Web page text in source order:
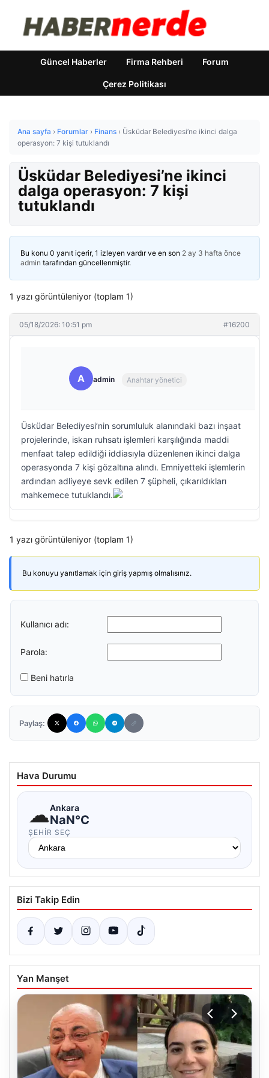
Güncel Haberler Firma Rehberi Forum
Çerez Politikası
Ana sayfa › Forumlar › Finans › Üsküdar Belediyesi’ne ikinci dalga
operasyon: 7 kişi tutuklandı
Üsküdar Belediyesi’ne ikinci
dalga operasyon: 7 kişi
tutuklandı
Bu konu 0 yanıt içerir, 1 izleyen vardır ve en son 2 ay 3 hafta önce
admin tarafından güncellenmiştir.
1 yazı görüntüleniyor (toplam 1)
05/18/2026: 10:51 pm #16200
A admin Anahtar yönetici
Üsküdar Belediyesi’nin sorumluluk alanındaki bazı inşaat
projelerinde, iskan ruhsatı işlemleri karşılığında maddi
menfaat talep edildiği iddiasıyla düzenlenen ikinci dalga
operasyonda 7 kişi gözaltına alındı. Emniyetteki işlemlerin
ardından adliyeye sevk edilen 7 şüpheli, çıkarıldıkları
mahkemece tutuklandı.
1 yazı görüntüleniyor (toplam 1)
Bu konuyu yanıtlamak için giriş yapmış olmalısınız.
Kullanıcı adı:
Parola:
Beni hatırla
Paylaş:
Hava Durumu
☁Ankara
NaN°C
ŞEHIR SEÇ
Bizi Takip Edin
Yan Manşet